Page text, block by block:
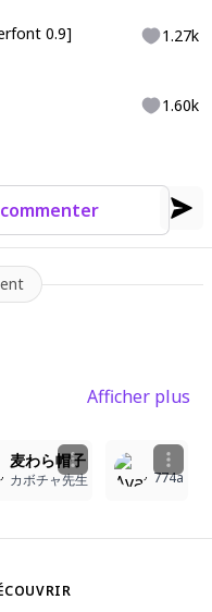
0.9] 1.27k
1.60k
Afficher plus
麦わら帽子
カボチャ先生 774a